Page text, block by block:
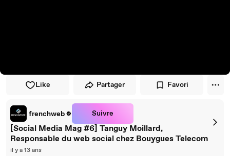
Like Partager Favori
frenchweb Suivre
[Social Media Mag #6] Tanguy Moillard,
Responsable du web social chez Bouygues Telecom
il y a 13 ans